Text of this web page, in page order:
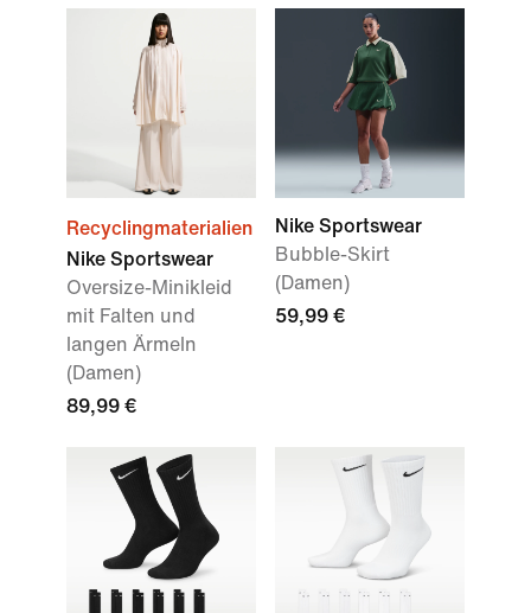
Recyclingmaterialien
Nike Sportswear
Oversize-Minikleid
mit Falten und
langen Ärmeln
(Damen)
89,99 €
Nike Sportswear
Bubble-Skirt
(Damen)
59,99 €